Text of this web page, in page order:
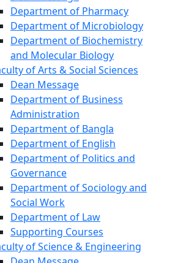
Department of Pharmacy
Department of Microbiology
Department of Biochemistry
and Molecular Biology
of Arts & Social Sciences
Dean Message
Department of Business
Administration
Department of Bangla
Department of English
Department of Politics and
Governance
Department of Sociology and
Social Work
Department of Law
Supporting Courses
of Science & Engineering